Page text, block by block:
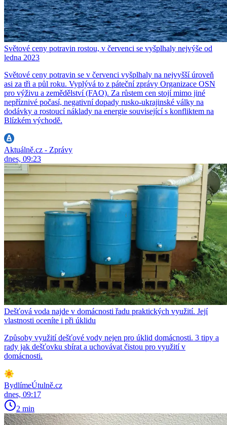
Světové ceny potravin rostou, v červenci se vyšplhaly nejvýše od
ledna 2023
Světové ceny potravin se v červenci vyšplhaly na nejvyšší úroveň
asi za tři a půl roku. Vyplývá to z páteční zprávy Organizace OSN
pro výživu a zemědělství (FAO). Za růstem cen stojí mimo jiné
nepříznivé počasí, negativní dopady rusko-ukrajinské války na
dodávky a rostoucí náklady na energie související s konfliktem na
Blízkém východě.
Aktuálně.cz - Zprávy
dnes, 09:23
Dešťová voda najde v domácnosti řadu praktických využití. Její
vlastnosti oceníte i při úklidu
Způsoby využití dešťové vody nejen pro úklid domácnosti. 3 tipy a
rady jak dešťovku sbírat a uchovávat čistou pro využití v
domácnosti.
BydlímeÚtulně.cz
dnes, 09:17
2 min